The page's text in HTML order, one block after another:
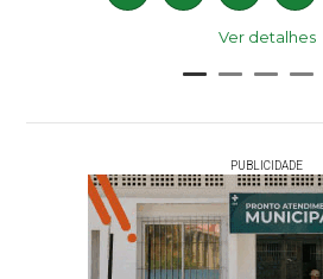
Ver detalhes
PUBLICIDADE